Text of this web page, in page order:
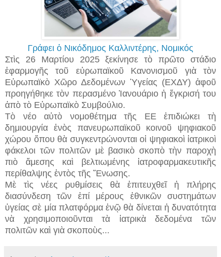
Γράφει ὁ Νικόδημος Καλλιντέρης, Νομικός
Στὶς 26 Μαρτίου 2025 ξεκίνησε τὸ πρῶτο στάδιο
ἐφαρμογῆς τοῦ εὐρωπαϊκοῦ Κανονισμοῦ γιὰ τὸν
Εὐρωπαϊκὸ Χῶρο Δεδομένων Ὑγείας (ΕΧΔΥ) ἀφοῦ
προηγήθηκε τὸν περασμένο Ἰανουάριο ἡ ἔγκρισή του
ἀπὸ τὸ Εὐρωπαϊκὸ Συμβούλιο.
Τὸ νέο αὐτὸ νομοθέτημα τῆς ΕΕ ἐπιδιώκει τὴ
δημιουργία ἑνὸς πανευρωπαϊκοῦ κοινοῦ ψηφιακοῦ
χώρου ὅπου θὰ συγκεντρώνονται οἱ ψηφιακοὶ ἰατρικοὶ
φάκελοι τῶν πολιτῶν μὲ βασικὸ σκοπὸ τὴν παροχὴ
πιὸ ἄμεσης καὶ βελτιωμένης ἰατροφαρμακευτικῆς
περίθαλψης ἐντὸς τῆς Ἕνωσης.
Μὲ τὶς νέες ρυθμίσεις θὰ ἐπιτευχθεῖ ἡ πλήρης
διασύνδεση τῶν ἐπί μέρους ἐθνικῶν συστημάτων
ὑγείας σὲ μία πλατφόρμα ἐνῷ θὰ δίνεται ἡ δυνατότητα
νὰ χρησιμοποιοῦνται τὰ ἰατρικὰ δεδομένα τῶν
πολιτῶν καὶ γιὰ σκοποὺς...